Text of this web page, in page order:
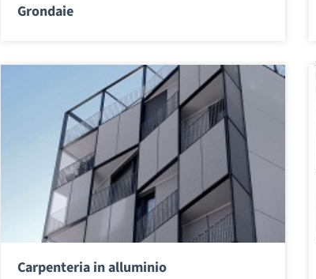
Grondaie
Carpenteria in alluminio